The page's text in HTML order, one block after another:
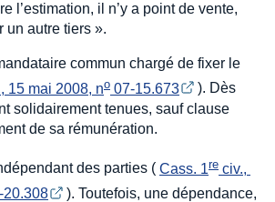
l’estimation, il n’y a point de vente,
un autre tiers ».
commun chargé de fixer le
15 mai 2008, no 07-15.673
). Dès
solidairement tenues, sauf clause
de sa rémunération.
des parties ( Cass. 1re civ.,
20.308
). Toutefois, une dépendance,